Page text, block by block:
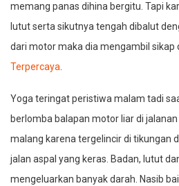
memang panas dihina bergitu. Tapi
lutut serta sikutnya tengah dibalut
dari motor maka dia mengambil sikap
Terpercaya
Yoga teringat peristiwa malam tadi
berlomba balapan motor liar di
malang karena tergelincir di tikungan
jalan aspal yang keras. Badan, lutut
mengeluarkan banyak darah. Nasib